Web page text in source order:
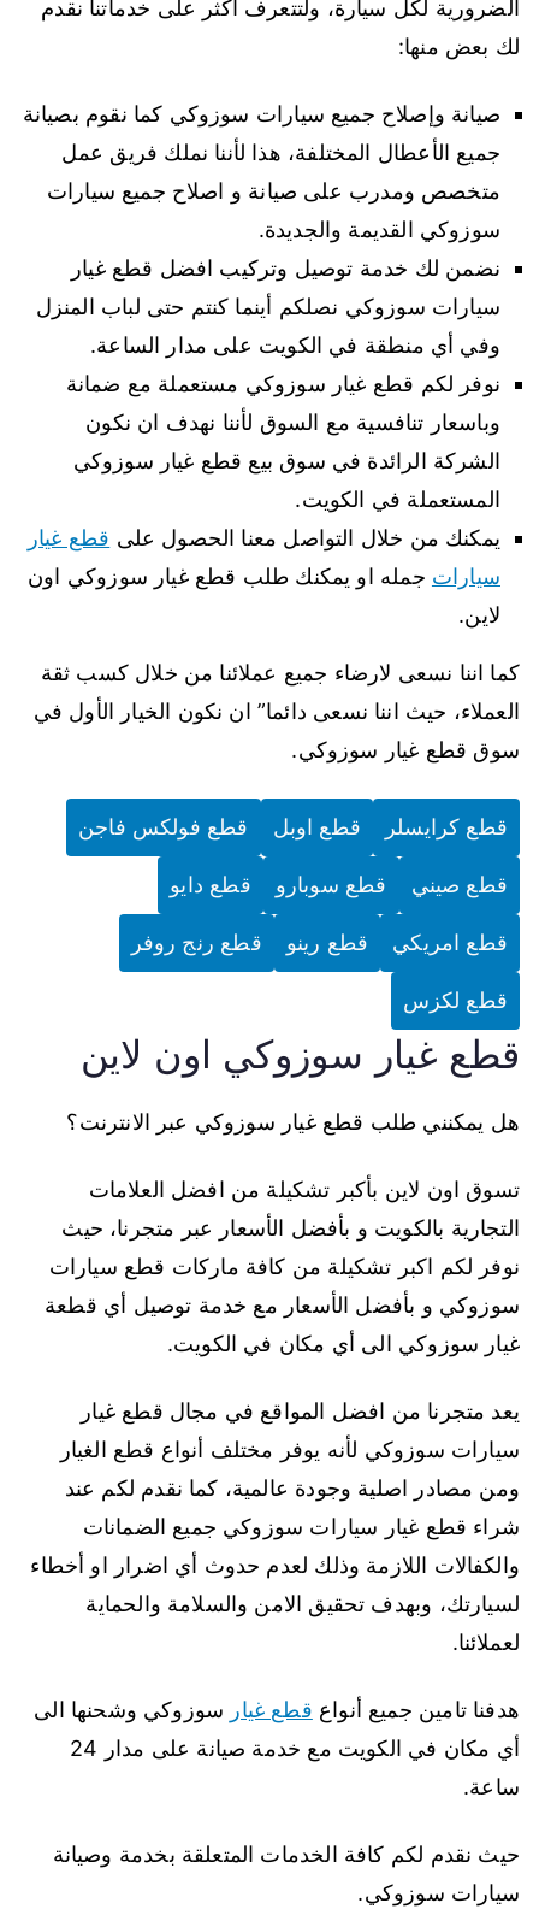
الضرورية لكل سيارة، ولتتعرف اكثر على خدماتنا نقدم
لك بعض منها:
صيانة وإصلاح جميع سيارات سوزوكي كما نقوم بصيانة
جميع الأعطال المختلفة، هذا لأننا نملك فريق عمل
متخصص ومدرب على صيانة و اصلاح جميع سيارات
سوزوكي القديمة والجديدة.
نضمن لك خدمة توصيل وتركيب افضل قطع غيار
سيارات سوزوكي نصلكم أينما كنتم حتى لباب المنزل
وفي أي منطقة في الكويت على مدار الساعة.
نوفر لكم قطع غيار سوزوكي مستعملة مع ضمانة
وباسعار تنافسية مع السوق لأننا نهدف ان نكون
الشركة الرائدة في سوق بيع قطع غيار سوزوكي
المستعملة في الكويت.
يمكنك من خلال التواصل معنا الحصول على قطع غيار
سيارات جمله او يمكنك طلب قطع غيار سوزوكي اون
لاين.
كما اننا نسعى لارضاء جميع عملائنا من خلال كسب ثقة
العملاء، حيث اننا نسعى دائما” ان نكون الخيار الأول في
سوق قطع غيار سوزوكي.
قطع كرايسلر قطع اوبل قطع فولكس فاجن
قطع صيني قطع سوبارو قطع دايو
قطع امريكي قطع رينو قطع رنج روفر
قطع لكزس
قطع غيار سوزوكي اون لاين
هل يمكنني طلب قطع غيار سوزوكي عبر الانترنت؟
تسوق اون لاين بأكبر تشكيلة من افضل العلامات
التجارية بالكويت و بأفضل الأسعار عبر متجرنا، حيث
نوفر لكم اكبر تشكيلة من كافة ماركات قطع سيارات
سوزوكي و بأفضل الأسعار مع خدمة توصيل أي قطعة
غيار سوزوكي الى أي مكان في الكويت.
يعد متجرنا من افضل المواقع في مجال قطع غيار
سيارات سوزوكي لأنه يوفر مختلف أنواع قطع الغيار
ومن مصادر اصلية وجودة عالمية، كما نقدم لكم عند
شراء قطع غيار سيارات سوزوكي جميع الضمانات
والكفالات اللازمة وذلك لعدم حدوث أي اضرار او أخطاء
لسيارتك، وبهدف تحقيق الامن والسلامة والحماية
لعملائنا.
هدفنا تامين جميع أنواع قطع غيار سوزوكي وشحنها الى
أي مكان في الكويت مع خدمة صيانة على مدار 24
ساعة.
حيث نقدم لكم كافة الخدمات المتعلقة بخدمة وصيانة
سيارات سوزوكي.